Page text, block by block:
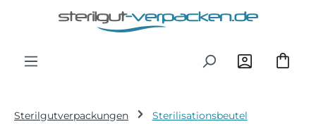
Zum Hauptinhalt springen
Sterilgutverpackungen Sterilisationsbeutel